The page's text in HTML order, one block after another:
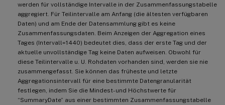
werden für vollständige Intervalle in der Zusammenfassungstabelle
aggregiert. Für Teilintervalle am Anfang (die ältesten verfügbaren
Daten) und am Ende der Datensammlung gibt es keine
Zusammenfassungsdaten. Beim Anzeigen der Aggregation eines
Tages (Intervall=1440) bedeutet dies, dass der erste Tag und der
aktuelle unvollständige Tag keine Daten aufweisen. Obwohl für
diese Teilintervalle u. U. Rohdaten vorhanden sind, werden sie nie
zusammengefasst. Sie können das früheste und letzte
Aggregationsintervall für eine bestimmte Datengranularität
festlegen, indem Sie die Mindest- und Höchstwerte für
“SummaryDate” aus einer bestimmten Zusammenfassungstabelle